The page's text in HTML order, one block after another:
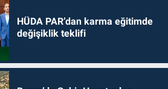
HÜDA PAR’dan karma eğitimde
değişiklik teklifi